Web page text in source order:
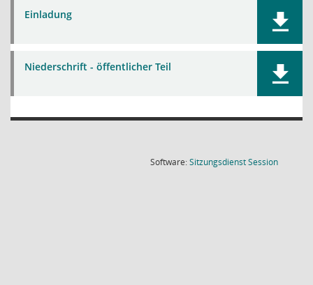
Einladung
Niederschrift - öffentlicher Teil
Software:SitzungsdienstSession(Wird in